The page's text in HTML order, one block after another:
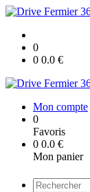
0
0 0.0 €
Mon compte
0
Favoris
0 0.0 €
Mon panier